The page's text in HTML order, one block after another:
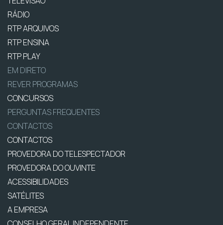
RÁDIO
RTP ARQUIVOS
RTP ENSINA
RTP PLAY
EM DIRETO
REVER PROGRAMAS
CONCURSOS
PERGUNTAS FREQUENTES
CONTACTOS
CONTACTOS
PROVEDORA DO TELESPECTADOR
PROVEDORA DO OUVINTE
ACESSIBILIDADES
SATÉLITES
A EMPRESA